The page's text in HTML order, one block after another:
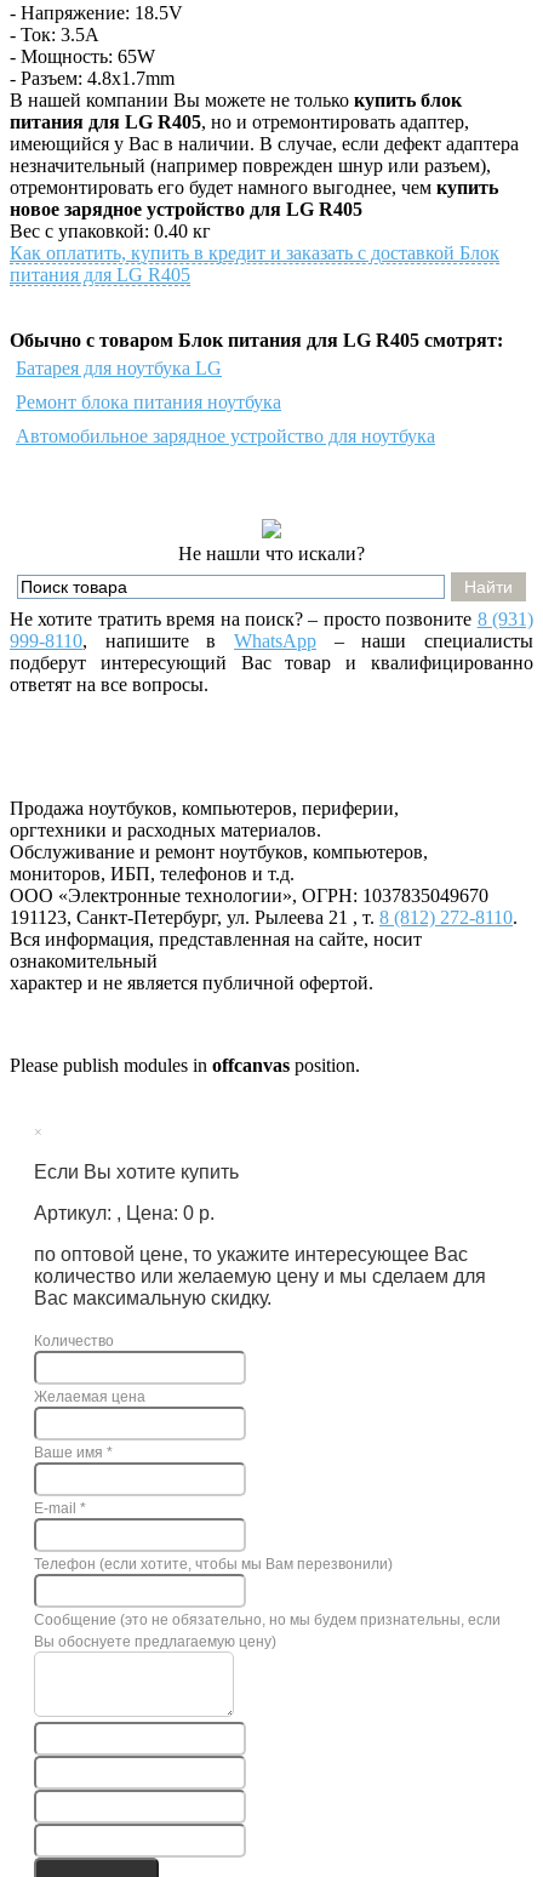
- Напряжение: 18.5V
- Ток: 3.5A
- Мощность: 65W
- Разъем: 4.8x1.7mm
В нашей компании Вы можете не только купить блок
питания для LG R405, но и отремонтировать адаптер,
имеющийся у Вас в наличии. В случае, если дефект адаптера
незначительный (например поврежден шнур или разъем),
отремонтировать его будет намного выгоднее, чем купить
новое зарядное устройство для LG R405
Вес с упаковкой: 0.40 кг
Как оплатить, купить в кредит и заказать с доставкой Блок
питания для LG R405
Обычно с товаром Блок питания для LG R405 смотрят:
Батарея для ноутбука LG
Ремонт блока питания ноутбука
Автомобильное зарядное устройство для ноутбука
Не нашли что искали?
Не хотите тратить время на поиск? – просто позвоните 8 (931)
999-8110, напишитевWhatsApp – наши специалисты
подберут интересующий Вас товар и квалифицированно
ответят на все вопросы.
Продажа ноутбуков, компьютеров, периферии,
оргтехники и расходных материалов.
Обслуживание и ремонт ноутбуков, компьютеров,
мониторов, ИБП, телефонов и т.д.
ООО «Электронные технологии», ОГРН: 1037835049670
191123, Санкт-Петербург, ул. Рылеева 21 , т. 8 (812) 272-8110.
Вся информация, представленная на сайте, носит
ознакомительный
характер и не является публичной офертой.
Please publish modules in offcanvas position.
×
Если Вы хотите купить
Артикул: , Цена: 0 р.
по оптовой цене, то укажите интересующее Вас
количество или желаемую цену и мы сделаем для
Вас максимальную скидку.
Количество
Желаемая цена
Ваше имя *
E-mail *
Телефон (если хотите, чтобы мы Вам перезвонили)
Сообщение (это не обязательно, но мы будем признательны, если
Вы обоснуете предлагаемую цену)